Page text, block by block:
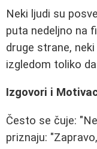
Neki ljudi su
puta nedeljno na
druge strane,
izgledom toliko
Izgovori i
Često se čuje:
priznaju: